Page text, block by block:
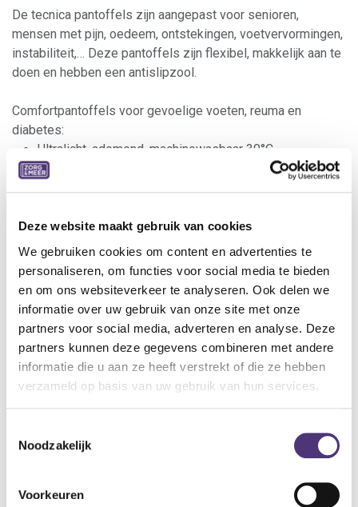
Deze website maakt gebruik van cookies
We gebruiken cookies om content en advertenties te
personaliseren, om functies voor social media te bieden
en om ons websiteverkeer te analyseren. Ook delen we
informatie over uw gebruik van onze site met onze
partners voor social media, adverteren en analyse. Deze
partners kunnen deze gegevens combineren met andere
informatie die u aan ze heeft verstrekt of die ze hebben
verzameld op basis van uw gebruik van hun services.
Noodzakelijk
Voorkeuren
De tecnica pantoffels zijn aangepast voor senioren,
mensen met pijn, oedeem, ontstekingen, voetvervormingen,
instabiliteit,… Deze pantoffels zijn flexibel, makkelijk aan te
doen en hebben een antislipzool.
Comfortpantoffels voor gevoelige voeten, reuma en
diabetes:
Ultralicht, ademend, machinewasbaar 30°C
Zonder hinderlijke naden, verstevigde hiel
Ideale pantoffel voor combinatie met zwachtels
Indicaties:
Normale tot gevoelige voeten
Hallux valgus
Hamer- en klauwtenen
Metatarsalgie
Specificaties:
Weefsel: Zachte nylon
Binnenzool: Uitneembaar (inlegzool Tecnica S AIR)
Verpakking: per paar